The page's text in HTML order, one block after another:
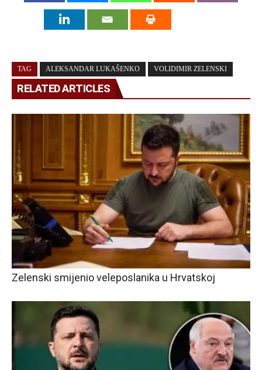
TAG ALEKSANDAR LUKAŠENKO VOLIDIMIR ZELENSKI
RELATED ARTICLES
Zelenski smijenio veleposlanika u Hrvatskoj